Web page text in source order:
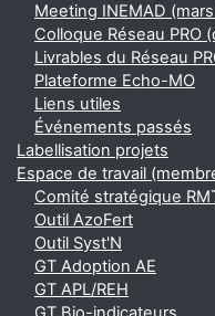
Meeting INEMAD
Colloque Réseau PRO
Livrables du Réseau
Plateforme Echo-MO
Liens utiles
Événements passés
Labellisation projets
Espace de travail
Comité stratégique
Outil AzoFert
Outil Syst'N
GT Adoption AE
GT APL/REH